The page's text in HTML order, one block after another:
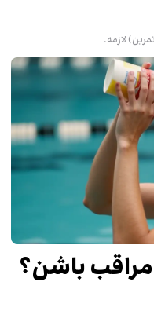
لازمه.
مراقب باشن؟